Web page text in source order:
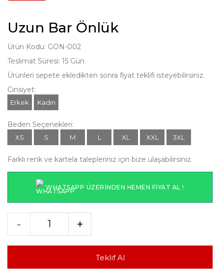
Uzun Bar Önlük
Ürün Kodu: GON-002
Teslimat Süresi: 15 Gün
Ürünleri sepete ekledikten sonra fiyat teklifi isteyebilirsiniz.
Cinsiyet:
Erkek Kadın
Beden Seçenekleri:
XS S M L XL XXL 3XL
Farklı renk ve kartela talepleriniz için bize ulaşabilirsiniz.
WHATSAPP ÜZERINDEN HEMEN FIYAT AL !
- +
Teklif Al